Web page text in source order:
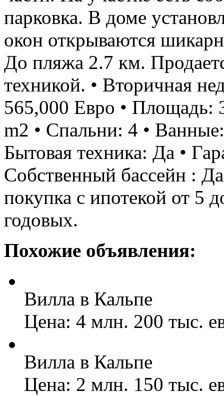
парковка. В доме
окон открываются
До пляжа 2.7 км.
техникой. • Вторичная
565,000 Евро • Площадь:
m2 • Спальни: 4 •
Бытовая техника: Да •
Собственный бассейн :
покупка с ипотекой от 5
годовых.
Похожие объявления:
Вилла в Кальпе
Цена: 4 млн. 200 тыс.
Вилла в Кальпе
Цена: 2 млн. 150 тыс.